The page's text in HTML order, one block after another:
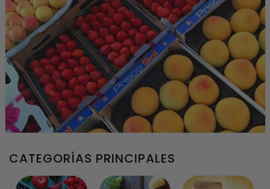
CATEGORÍAS PRINCIPALES